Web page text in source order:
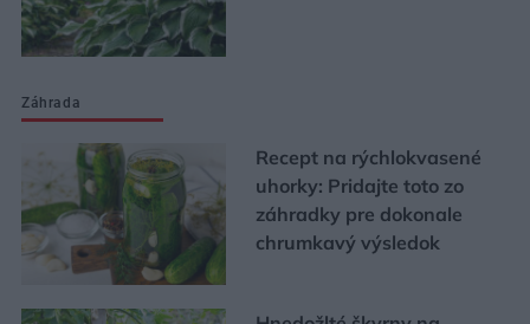
Záhrada
Recept na rýchlokvasené
uhorky: Pridajte toto zo
záhradky pre dokonale
chrumkavý výsledok